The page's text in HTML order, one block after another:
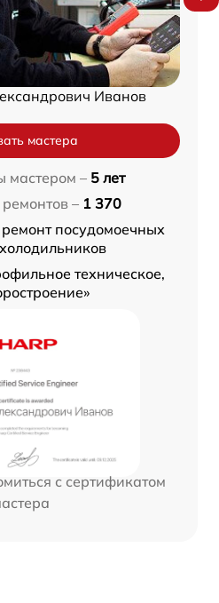
Иванов
мастера
мастером – 5 лет
– 1 370
ремонт посудомоечных
техническое,
с сертификатом